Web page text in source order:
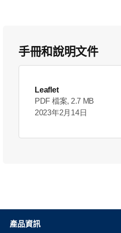
手冊和說明文件
Leaflet
PDF 檔案, 2.7 MB
2023年2月14日
產品資訊